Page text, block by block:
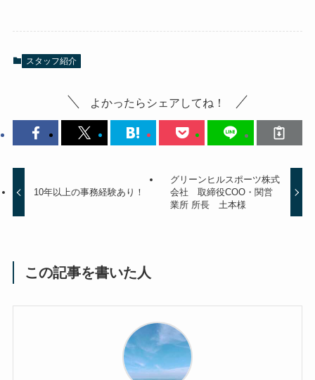
スタッフ紹介
よかったらシェアしてね！
10年以上の事務経験あり！
グリーンヒルスポーツ株式
会社 取締役COO・関営
業所 所長 土本様
この記事を書いた人